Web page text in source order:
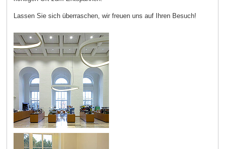
Lassen Sie sich überraschen, wir freuen uns auf Ihren Besuch!